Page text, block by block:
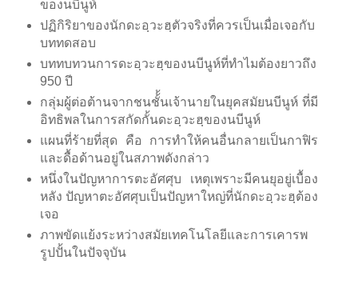
ของนบีนูห์
ปฏิกิริยาของนักดะอฺวะฮฺตัวจริงที่ควรเป็นเมื่อเจอกับ
บททดสอบ
บททบทวนการดะอฺวะฮฺของนบีนูห์ที่ทำไมต้องยาวถึง
950 ปี
กลุ่มผู้ต่อต้านจากชนชั้้นเจ้านายในยุคสมัยนบีนูห์ ที่มี
อิทธิพลในการสกัดกั้นดะอฺวะฮฺของนบีนูห์
แผนที่ร้ายที่สุด คือ การทำให้คนอื่นกลายเป็นกาฟิร
และดื้อด้านอยู่ในสภาพดังกล่าว
หนึ่งในปัญหาการตะอัศศุบ เหตุเพราะมีคนยุอยู่เบื้อง
หลัง ปัญหาตะอัศศุบเป็นปัญหาใหญ่ที่นักดะอฺวะฮฺต้อง
เจอ
ภาพขัดแย้งระหว่างสมัยเทคโนโลยีและการเคารพ
รูปปั้นในปัจจุบัน